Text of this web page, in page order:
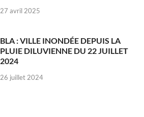
27 avril 2025
BLA : VILLE INONDÉE DEPUIS LA
PLUIE DILUVIENNE DU 22 JUILLET
2024
26 juillet 2024